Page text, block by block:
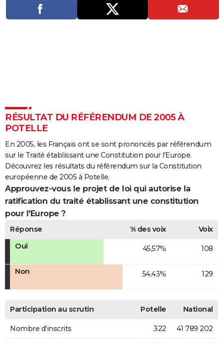
Destinations
Voyage nature
Voyage de noces
Dictionnaire
Biographies
Citations
Expressions
Proverbes
PROGRAMME TV
COPAINS D'AVANT
S'inscrire
Se connecter
Lycées
Collèges
Primaires
Universités
Entreprises
Service militaire
Avis de recherche
AVIS DE DÉCÈS
FORUM
Bricolage
Lifestyle
Culture
Sport
Auto
Television
Voyage
Cinema
RÉSULTAT DU RÉFÉRENDUM DE 2005 À
POTELLE
En 2005, les Français ont se sont prononcés par référendum
sur le Traité établissant une Constitution pour l'Europe.
Découvrez les résultats du référendum sur la Constitution
européenne de 2005 à Potelle.
Approuvez-vous le projet de loi qui autorise la
ratification du traité établissant une constitution
pour l'Europe ?
Réponse % des voix
Voix
Oui
45,57% 108
Non 54,43% 129
Participation au scrutin Potelle National
Nombre d'inscrits 322 41 789 202